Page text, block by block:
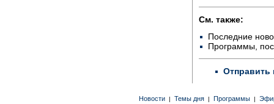
См. также:
Последние
Программы,
Отправить
Новости | Темы дня | Программы |